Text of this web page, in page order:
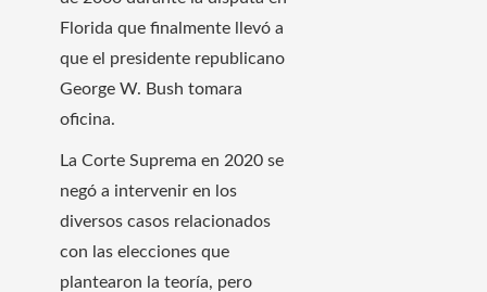
Florida que finalmente llevó a
que el presidente republicano
George W. Bush tomara
oficina.
La Corte Suprema en 2020 se
negó a intervenir en los
diversos casos relacionados
con las elecciones que
plantearon la teoría, pero